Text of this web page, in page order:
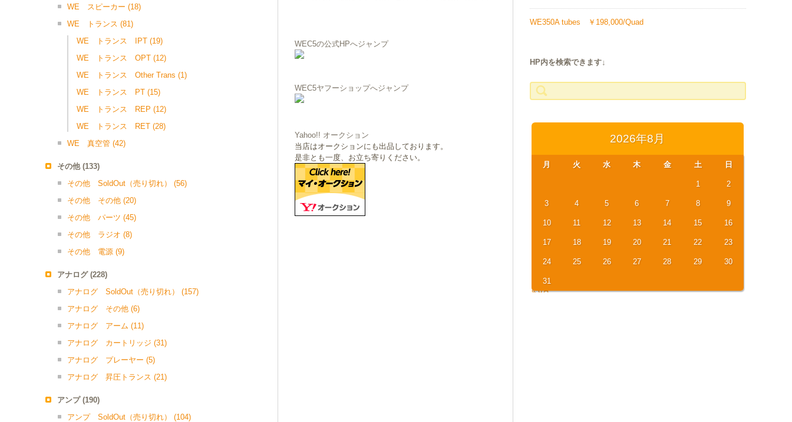
WE スピーカー (18)
WE トランス (81)
WE トランス IPT (19)
WE トランス OPT (12)
WE トランス Other Trans (1)
WE トランス PT (15)
WE トランス REP (12)
WE トランス RET (28)
WE 真空管 (42)
その他 (133)
その他 SoldOut（売り切れ） (56)
その他 その他 (20)
その他 パーツ (45)
その他 ラジオ (8)
その他 電源 (9)
アナログ (228)
アナログ SoldOut（売り切れ） (157)
アナログ その他 (6)
アナログ アーム (11)
アナログ カートリッジ (31)
アナログ プレーヤー (5)
アナログ 昇圧トランス (21)
アンプ (190)
アンプ SoldOut（売り切れ） (104)
WEC5の公式HPへジャンプ
WEC5ヤフーショップへジャンプ
Yahoo!! オークション
当店はオークションにも出品しております。
是非とも一度、お立ち寄りください。
WE350A tubes ￥198,000/Quad
HP内を検索できます↓
検
索:
2026年8月
月 火 水 木 金 土 日
1 2
3 4 5 6 7 8 9
10 11 12 13 14 15 16
17 18 19 20 21 22 23
24 25 26 27 28 29 30
31
« 6月